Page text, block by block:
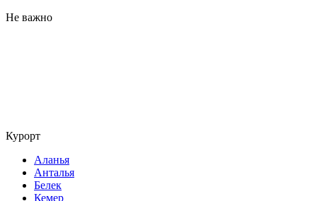
Не важно
Курорт
Аланья
Анталья
Белек
Кемер